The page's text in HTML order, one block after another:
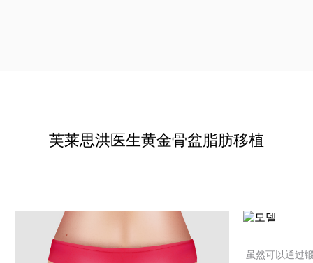
芙莱思洪医生黄金骨盆脂肪移植
虽然可以通过